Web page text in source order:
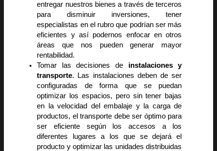
entregar nuestros bienes a través de terceros
para disminuir inversiones, tener
especialistas en el rubro que podrían ser más
eficientes y así podernos enfocar en otros
áreas que nos pueden generar mayor
rentabilidad.
Tomar las decisiones de instalaciones y
transporte. Las instalaciones deben de ser
configuradas de forma que se puedan
optimizar los espacios, pero sin tener bajas
en la velocidad del embalaje y la carga de
productos, el transporte debe ser óptimo para
ser eficiente según los accesos a los
diferentes lugares a los que se dejará el
producto y optimizar las unidades distribuidas